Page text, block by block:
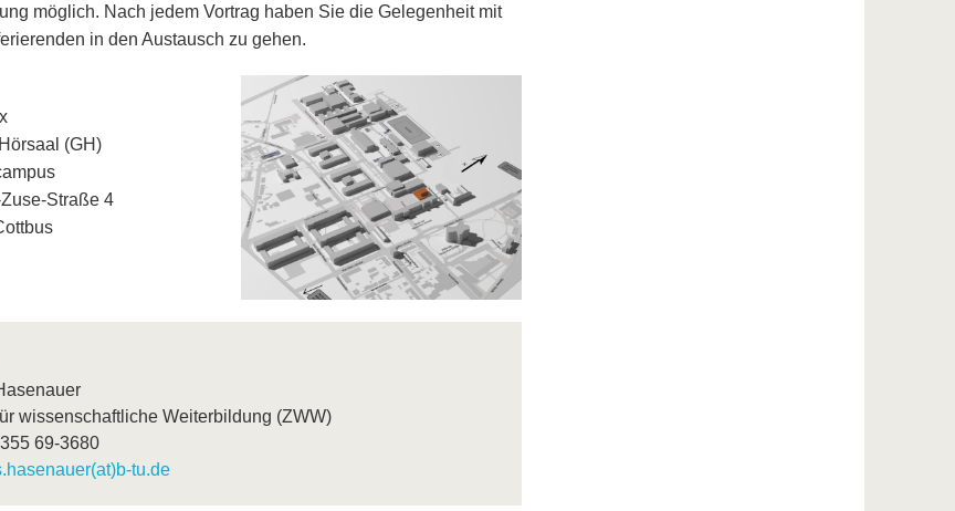
möglich. Nach jedem Vortrag haben Sie die Gelegenheit mit
in den Austausch zu gehen.
(GH)
Straße 4
wissenschaftliche Weiterbildung (ZWW)
69-3680
tu.de